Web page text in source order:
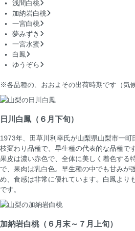
浅間白桃
加納岩白桃
一宮白桃
夢みずき
一宮水蜜
白鳳
ゆうぞら
※各品種の、おおよその出荷時期です（気
日川白鳳 （６月下旬）
1973年、田草川利幸氏が山梨県山梨市一
枝変わり品種で、早生種の代表的な品種です
果皮は濃い赤色で、全体に美しく着色する
で、果肉は乳白色。早生種の中でも甘みが
め、食感は非常に優れています。白鳳より
です。
加納岩白桃（６月末～７月上旬）